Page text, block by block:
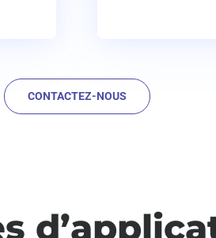
CONTACTEZ-NOUS